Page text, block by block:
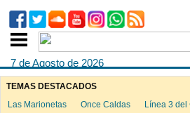
7 de Agosto de 2026
TEMAS DESTACADOS
Las Marionetas
Once Caldas Línea 3 del